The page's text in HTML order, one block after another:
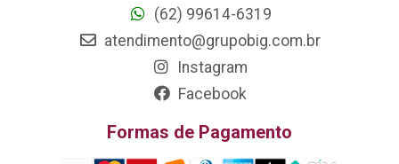
(62) 99614-6319
atendimento@grupobig.com.br
Instagram
Facebook
Formas de Pagamento